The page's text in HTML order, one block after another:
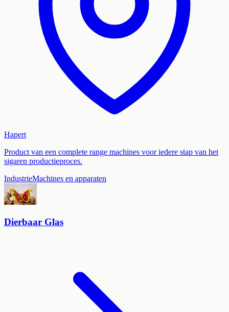
Hapert
Product van een complete range machines voor iedere stap van het
sigaren productieproces.
IndustrieMachines en apparaten
Dierbaar Glas